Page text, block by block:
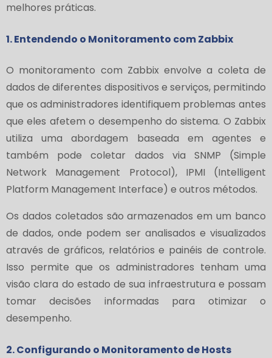
melhores práticas.
1. Entendendo o Monitoramento com Zabbix
O monitoramento com Zabbix envolve a coleta de
dados de diferentes dispositivos e serviços, permitindo
que os administradores identifiquem problemas antes
que eles afetem o desempenho do sistema. O Zabbix
utiliza uma abordagem baseada em agentes e
também pode coletar dados via SNMP (Simple
Network Management Protocol), IPMI (Intelligent
Platform Management Interface) e outros métodos.
Os dados coletados são armazenados em um banco
de dados, onde podem ser analisados e visualizados
através de gráficos, relatórios e painéis de controle.
Isso permite que os administradores tenham uma
visão clara do estado de sua infraestrutura e possam
tomar decisões informadas para otimizar o
desempenho.
2. Configurando o Monitoramento de Hosts